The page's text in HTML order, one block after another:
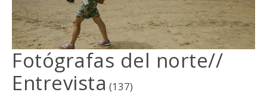
Fotógrafas del norte//
Entrevista (137)